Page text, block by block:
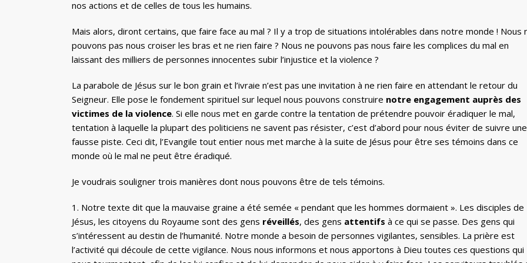
nos actions et de celles de tous les humains.
Mais alors, diront certains, que faire face au mal ? Il y a trop de situations intolérables dans notre monde ! Nous
pouvons pas nous croiser les bras et ne rien faire ? Nous ne pouvons pas nous faire les complices du mal en
laissant des milliers de personnes innocentes subir l’injustice et la violence ?
La parabole de Jésus sur le bon grain et l’ivraie n’est pas une invitation à ne rien faire en attendant le retour du
Seigneur. Elle pose le fondement spirituel sur lequel nous pouvons construire notre engagement auprès des
victimes de la violence. Si elle nous met en garde contre la tentation de prétendre pouvoir éradiquer le mal,
tentation à laquelle la plupart des politiciens ne savent pas résister, c’est d’abord pour nous éviter de suivre une
fausse piste. Ceci dit, l’Evangile tout entier nous met marche à la suite de Jésus pour être ses témoins dans ce
monde où le mal ne peut être éradiqué.
Je voudrais souligner trois manières dont nous pouvons être de tels témoins.
1. Notre texte dit que la mauvaise graine a été semée « pendant que les hommes dormaient ». Les disciples de
Jésus, les citoyens du Royaume sont des gens réveillés, des gens attentifs à ce qui se passe. Des gens qui
s’intéressent au destin de l’humanité. Notre monde a besoin de personnes vigilantes, sensibles. La prière est
l’activité qui découle de cette vigilance. Nous nous informons et nous apportons à Dieu toutes ces questions qui